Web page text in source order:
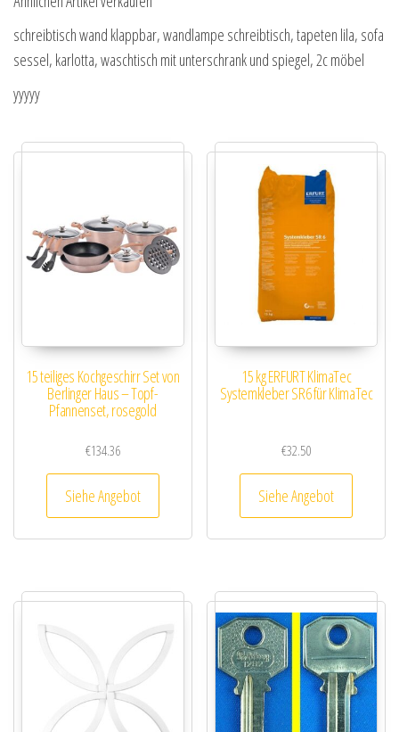
schreibtisch wand klappbar, wandlampe schreibtisch, tapeten lila, sofa
sessel, karlotta, waschtisch mit unterschrank und spiegel, 2c möbel
yyyyy
15 teiliges Kochgeschirr Set von
Berlinger Haus – Topf-
Pfannenset, rosegold
€134.36
Siehe Angebot
15 kg ERFURT KlimaTec
Systemkleber SR6 für KlimaTec
€32.50
Siehe Angebot